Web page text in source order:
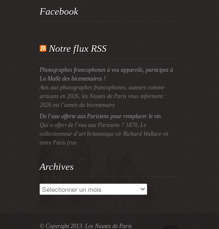
Facebook
Notre flux RSS
Photographes francophones à vos appareils, participez à
La Malle des bicentenaires !
Avis aux photographes francophones, auteurs comme
artisans en 2026, les Nautes de Paris vous informent :
2026 est l’année du bicentenaire
De l’eau offerte aux Parisiens pour remplacer le vin
Qui a offert de l’eau aux Parisiens ? 1870, Le
collectionneur d’art britannique sir Richard Wallace vit
entre Paris (rue
Archives
Archives
© Copyright 2013. Les Nautes de Paris